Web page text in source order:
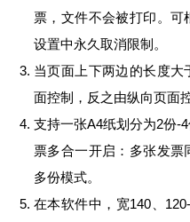
票，文件不会被打印。可
设置中永久取消限制。
当页面上下两边的长度
面控制，反之由纵向页面控
支持一张A4纸划分为2份-
票多合一开启：多张发
多份模式。
在本软件中，宽140、